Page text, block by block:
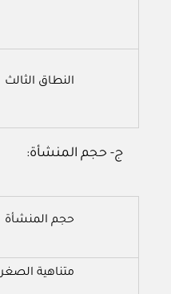
النطاق الثالث
ج- حجم المنشأة:
حجم المنشأة
متناهية الصغر